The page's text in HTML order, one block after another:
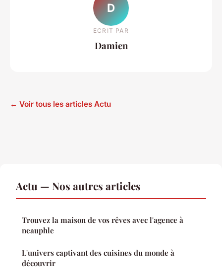
D
ECRIT PAR
Damien
← Voir tous les articles Actu
Actu — Nos autres articles
Trouvez la maison de vos rêves avec l'agence à
neauphle
L'univers captivant des cuisines du monde à
découvrir